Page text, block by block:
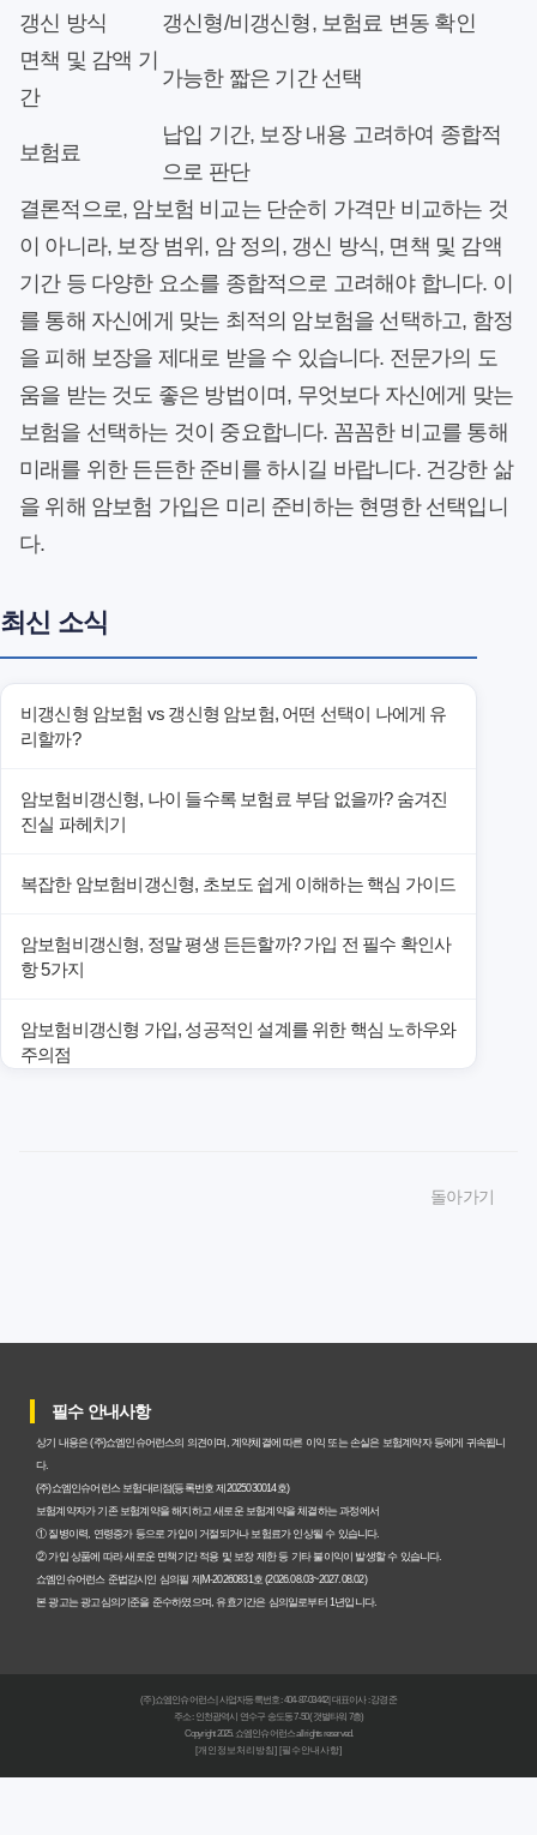
갱신 방식
갱신형/비갱신형, 보험료 변동 확인
면책 및 감액 기
간
가능한 짧은 기간 선택
보험료
납입 기간, 보장 내용 고려하여 종합적
으로 판단
결론적으로, 암보험 비교는 단순히 가격만 비교하는 것
이 아니라, 보장 범위, 암 정의, 갱신 방식, 면책 및 감액
기간 등 다양한 요소를 종합적으로 고려해야 합니다. 이
를 통해 자신에게 맞는 최적의 암보험을 선택하고, 함정
을 피해 보장을 제대로 받을 수 있습니다. 전문가의 도
움을 받는 것도 좋은 방법이며, 무엇보다 자신에게 맞는
보험을 선택하는 것이 중요합니다. 꼼꼼한 비교를 통해
미래를 위한 든든한 준비를 하시길 바랍니다. 건강한 삶
을 위해 암보험 가입은 미리 준비하는 현명한 선택입니
다.
최신 소식
비갱신형 암보험 vs 갱신형 암보험, 어떤 선택이 나에게 유
리할까?
암보험비갱신형, 나이 들수록 보험료 부담 없을까? 숨겨진
진실 파헤치기
복잡한 암보험비갱신형, 초보도 쉽게 이해하는 핵심 가이드
암보험비갱신형, 정말 평생 든든할까? 가입 전 필수 확인사
항 5가지
암보험비갱신형 가입, 성공적인 설계를 위한 핵심 노하우와
주의점
갱신형 암보험과 비갱신형, 어떤 차이가 있을까? 내게 맞는
암보험비갱신형, 평생 고정 보험료의 숨겨진 가치와 현명한
선택 기준
암보험 비갱신형, 왜 지금 선택해야 할까요? 미래 보험료 걱
정 끝내는 방법
갱신형 vs 비갱신형 암보험, 당신에게 더 유리한 선택은? 완
돌아가기
필수 안내사항
상기 내용은 (주)쇼엠인슈어런스의 의견이며, 계약체결에 따른 이익 또는 손실은 보험계약자 등에게 귀속됩니
다.
(주)쇼엠인슈어런스 보험대리점(등록번호 제2025030014호)
보험계약자가 기존 보험계약을 해지하고 새로운 보험계약을 체결하는 과정에서
① 질병이력, 연령증가 등으로 가입이 거절되거나 보험료가 인상될 수 있습니다.
② 가입 상품에 따라 새로운 면책기간 적용 및 보장 제한 등 기타 불이익이 발생할 수 있습니다.
쇼엠인슈어런스 준법감시인 심의필 제M-20260831호 (2026.08.03~2027.08.02)
본 광고는 광고심의기준을 준수하였으며, 유효기간은 심의일로부터 1년입니다.
(주)쇼엠인슈어런스 | 사업자등록번호 : 404-87-03442 | 대표이사 : 강경준
주소 : 인천광역시 연수구 송도동 7-50 (갯벌타워 7층)
Copyright 2025. 쇼엠인슈어런스 all rights reserved.
[개인정보처리방침] [필수안내사항]